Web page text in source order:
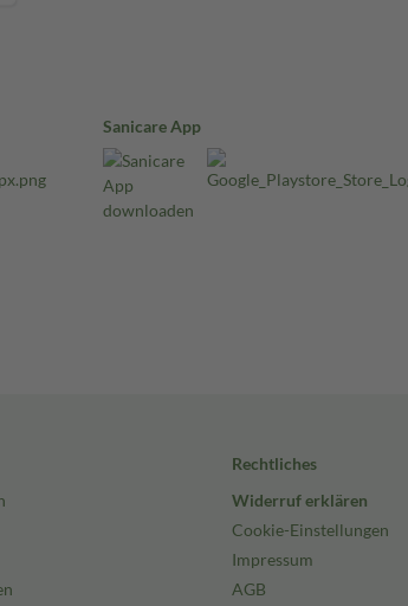
Sanicare App
Rechtliches
Widerruf erklären
Cookie-Einstellungen
Impressum
AGB